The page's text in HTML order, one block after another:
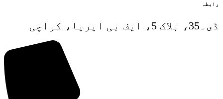
رابطہ
ڈی۔35، بلاک 5، ایف بی ایریا، کراچی